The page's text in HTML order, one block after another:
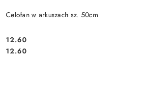
Celofan w arkuszach sz. 50cm
Cena:
12.60
Cena:
12.60